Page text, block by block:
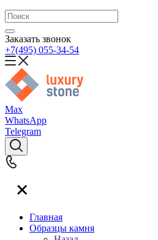
Заказать звонок
+7(495) 055-34-54
Max
WhatsApp
Telegram
Главная
Образцы камня